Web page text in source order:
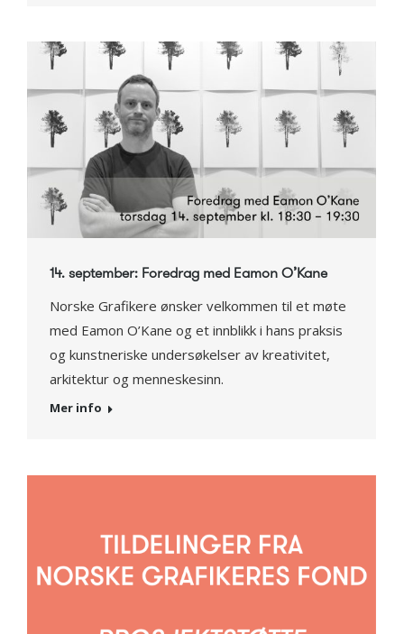
14. september: Foredrag med Eamon O’Kane
Norske Grafikere ønsker velkommen til et møte
med Eamon O’Kane og et innblikk i hans praksis
og kunstneriske undersøkelser av kreativitet,
arkitektur og menneskesinn.
Mer info